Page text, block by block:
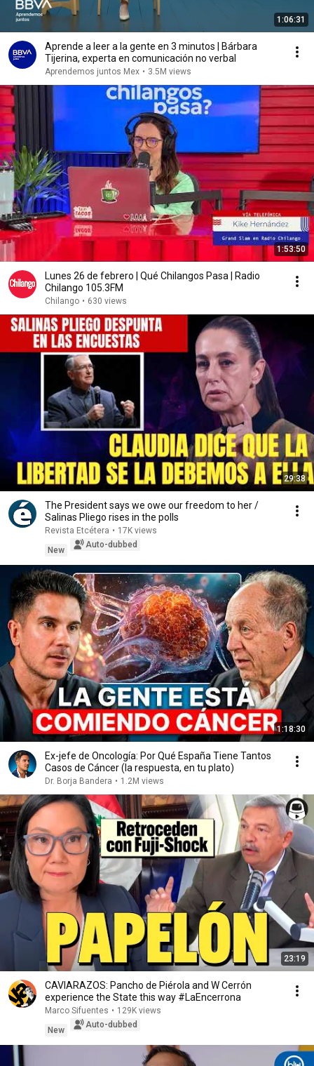
1:06:31
Aprende a leer a la gente en 3 minutos | Bárbara
Tijerina, experta en comunicación no verbal
Aprendemos juntos Mex • 3.5M views
1:53:50
Lunes 26 de febrero | Qué Chilangos Pasa | Radio
Chilango 105.3FM
Chilango • 630 views
29:38
The President says we owe our freedom to her /
Salinas Pliego rises in the polls
Revista Etcétera • 17K views
New
Auto-dubbed
1:18:30
Ex-jefe de Oncología: Por Qué España Tiene Tantos
Casos de Cáncer (la respuesta, en tu plato)
Dr. Borja Bandera • 1.2M views
23:19
CAVIARAZOS: Pancho de Piérola and W Cerrón
experience the State this way #LaEncerrona
Marco Sifuentes • 129K views
New
Auto-dubbed